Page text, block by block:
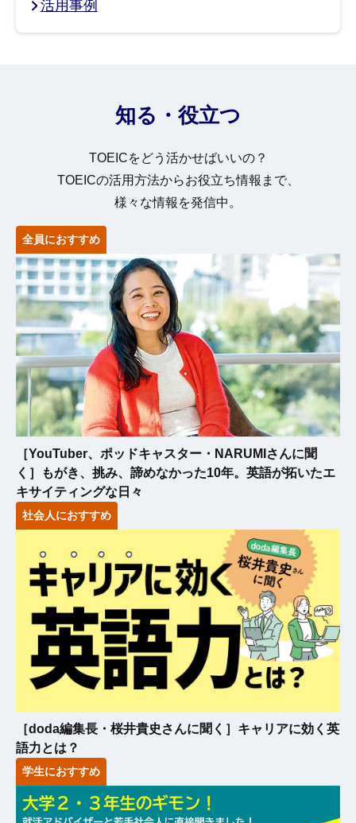
活用事例
知る・役立つ
TOEICをどう活かせばいいの？
TOEICの活用方法からお役立ち情報まで、
様々な情報を発信中。
全員におすすめ
［YouTuber、ポッドキャスター・NARUMIさんに聞
く］もがき、挑み、諦めなかった10年。英語が拓いたエ
キサイティングな日々
社会人におすすめ
［doda編集長・桜井貴史さんに聞く］キャリアに効く英
語力とは？
学生におすすめ